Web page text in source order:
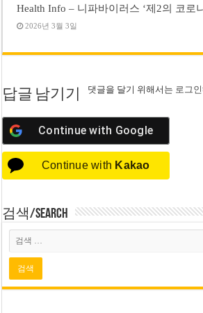
Health Info – 니파바이러스 ‘제2의 코로
2026년 3월 3일
답글 남기기 댓글을 달기 위해서는 로그인
Continue with Google
Continue with Kakao
검색/Search